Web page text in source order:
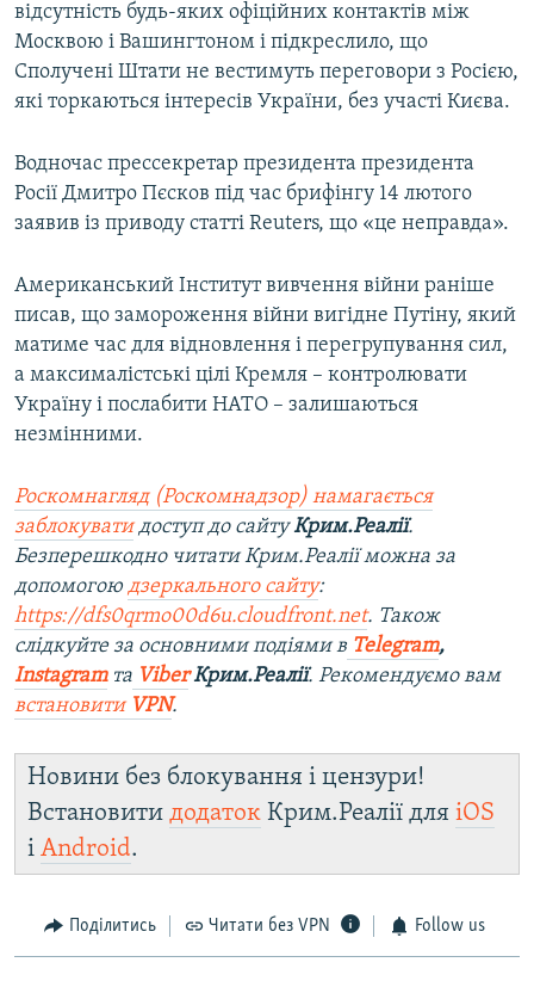
відсутність будь-яких офіційних контактів між
Москвою і Вашингтоном і підкреслило, що
Сполучені Штати не вестимуть переговори з Росією,
які торкаються інтересів України, без участі Києва.
Водночас прессекретар президента президента
Росії Дмитро Пєсков під час брифінгу 14 лютого
заявив із приводу статті Reuters, що «це неправда».
Американський Інститут вивчення війни раніше
писав, що замороження війни вигідне Путіну, який
матиме час для відновлення і перегрупування сил,
а максималістські цілі Кремля – контролювати
Україну і послабити НАТО – залишаються
незмінними.
Роскомнагляд (Роскомнадзор) намагається
заблокуватидоступ до сайтуКрим.Реалії.
Безперешкодно читати Крим.Реалії можна за
допомогою дзеркального сайту:
https://dfs0qrmo00d6u.cloudfront.net. Також
слідкуйте за основними подіями в Telegram,
Instagramта ViberКрим.Реалії. Рекомендуємо вам
встановити VPN.
Новини без блокування і цензури!
Встановити додаток Крим.Реалії для iOS
і Android.
Поділитись Читати без VPN Follow us